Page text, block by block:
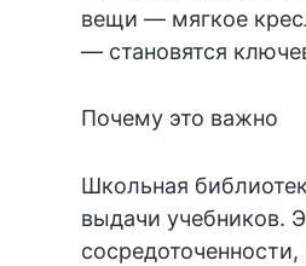
вещи — мягкое
— становятся
Почему это важно
Школьная
выдачи учебников.